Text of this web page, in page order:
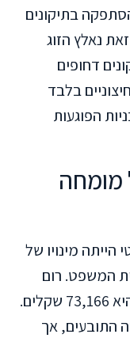
בתיקונים
נאלץ הזוג
דחופים
בלבד
הפוגעות
מומחה
מינויו של
המשפט. רום
קבע שעלות תיקון הליקויים הנכונה היא 73,166 שקלים.
התובעים, אך